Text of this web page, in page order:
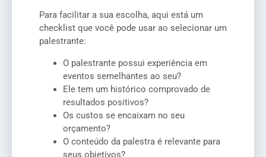
Para facilitar a sua escolha, aqui está um
checklist que você pode usar ao selecionar um
palestrante:
O palestrante possui experiência em
eventos semelhantes ao seu?
Ele tem um histórico comprovado de
resultados positivos?
Os custos se encaixam no seu
orçamento?
O conteúdo da palestra é relevante para
seus objetivos?